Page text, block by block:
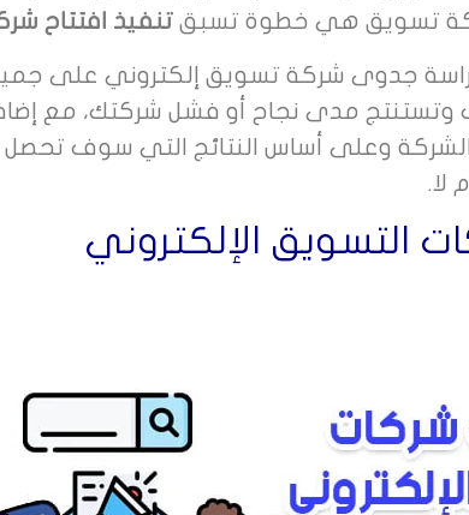
تسويق هي خطوة تسبق تنفيذ افتتاح
جدوى شركة تسويق إلكتروني على جميع
مدى نجاح أو فشل شركتك، مع
الشركة وعلى أساس النتائج التي سوف
لا.
التسويق الإلكتروني